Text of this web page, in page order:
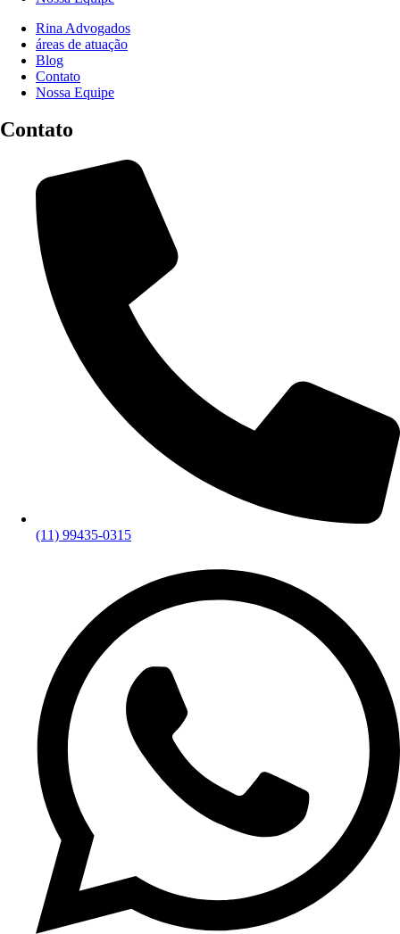
Rina Advogados
áreas de atuação
Blog
Contato
Nossa Equipe
Contato
(11) 99435-0315